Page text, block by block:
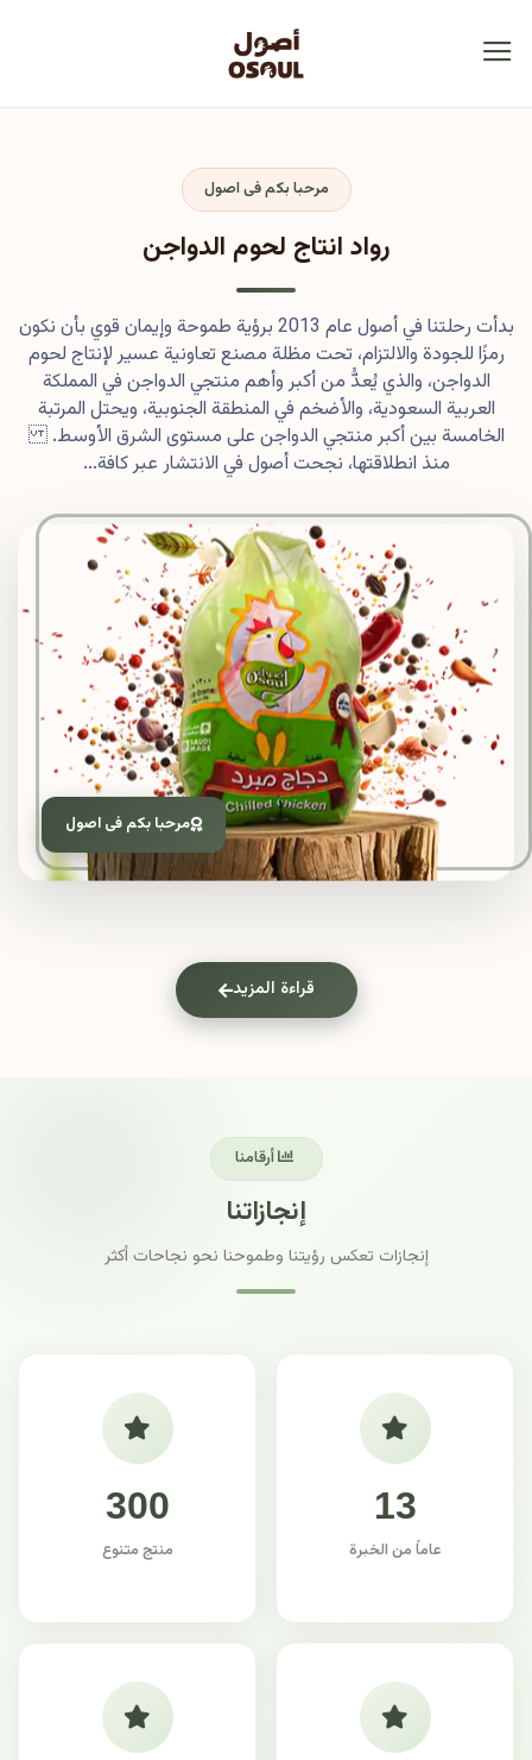
مرحبا بكم فى اصول
مرحبا بكم فى اصول
رواد انتاج لحوم الدواجن
بدأت رحلتنا في أصول عام 2013 برؤية طموحة وإيمان قوي بأن نكون
رمزًا للجودة والالتزام، تحت مظلة مصنع تعاونية عسير لإنتاج لحوم
الدواجن، والذي يُعدُّ من أكبر وأهم منتجي الدواجن في المملكة
العربية السعودية، والأضخم في المنطقة الجنوبية، ويحتل المرتبة
الخامسة بين أكبر منتجي الدواجن على مستوى الشرق الأوسط.
منذ انطلاقتها، نجحت أصول في الانتشار عبر كافة...
قراءة المزيد
أرقامنا
إنجازاتنا
إنجازات تعكس رؤيتنا وطموحنا نحو نجاحات أكثر
13
عاماً من الخبرة
300
منتج متنوع